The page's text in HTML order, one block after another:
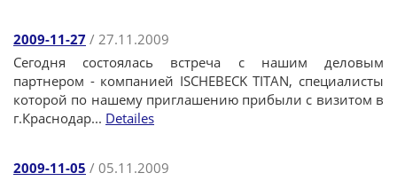
2009-11-27 / 27.11.2009
Сегодня состоялась встреча с нашим деловым
партнером - компанией ISСHEBECK TITAN, специалисты
которой по нашему приглашению прибыли с визитом в
г.Краснодар... Detailes
2009-11-05 / 05.11.2009